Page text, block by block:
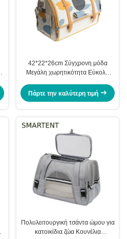
42*22*26cm Σύγχρονη μόδα
Μεγάλη χωρητικότητα Εύκολη
μεταφοράς κατοικίδιων ζώων
Πάρτε την καλύτερη τιμή
Πολυλειτουργική τσάντα ώμου για
κατοικίδια ζώα Κουνέλια